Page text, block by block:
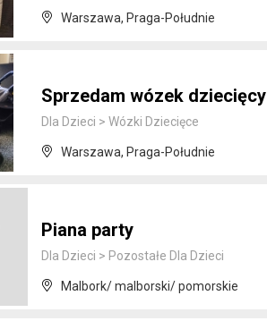
Warszawa, Praga-Południe
Sprzedam wózek dziecięcy
Dla Dzieci > Wózki Dziecięce
Warszawa, Praga-Południe
Piana party
Dla Dzieci > Pozostałe Dla Dzieci
Malbork/ malborski/ pomorskie